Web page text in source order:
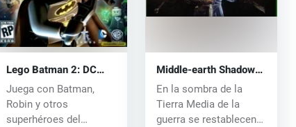
Lego Batman 2: DC
Super Heroes (PC) CD
key
Juega con Batman,
Robin y otros
superhéroes del
Middle-earth Shadow
of War (Xbox One) key
En la sombra de la
Tierra Media de la
guerra se restablecen